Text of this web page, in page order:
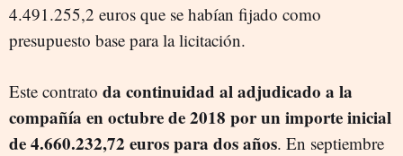
4.491.255,2 euros que se habían fijado como
presupuesto base para la licitación.
Este contrato da continuidad al adjudicado a la
compañía en octubre de 2018 por un importe inicial
de 4.660.232,72 euros para dos años. En septiembre